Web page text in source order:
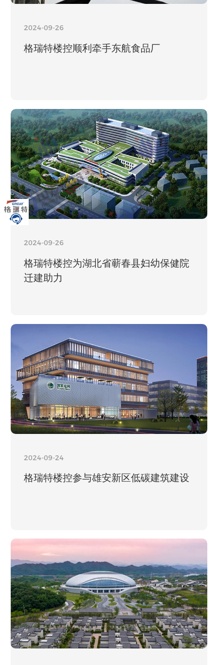
2024-09-26
格瑞特楼控顺利牵手东航食品厂
2024-09-26
格瑞特楼控为湖北省蕲春县妇幼保健院
迁建助力
2024-09-24
格瑞特楼控参与雄安新区低碳建筑建设